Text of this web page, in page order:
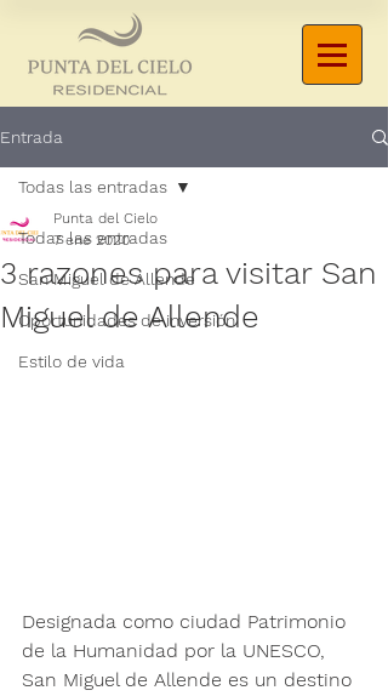
Entrada
Todas las entradas
San Miguel de Allende
Oportunidades de inversión
Estilo de vida
Todas las entradas
3 razones para visitar San
Miguel de Allende
Punta del Cielo
7 ene 2020
Designada como ciudad Patrimonio
de la Humanidad por la UNESCO,
San Miguel de Allende es un destino